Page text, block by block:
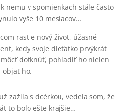
nemu v spomienkach stále často
vyše 10 mesiacov…
rastie nový život, úžasné
kedy svoje dieťatko prvýkrát
dotknúť, pohladiť ho nielen
objať ho.
zažila s dcérkou, vedela som, že
to bolo ešte krajšie…